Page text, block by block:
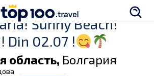
Sunny Beach!
Din 02.07 !
область, Болгария